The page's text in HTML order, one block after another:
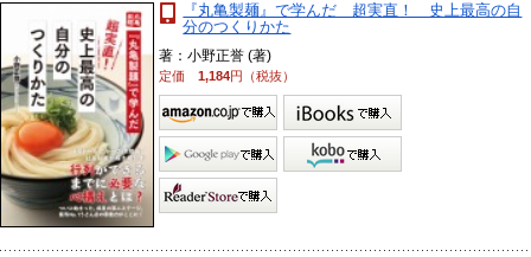
『丸亀製麺』で学んだ 超実直！ 史上最高の自
分のつくりかた
著：小野正誉 (著)
定価1,184円（税抜）